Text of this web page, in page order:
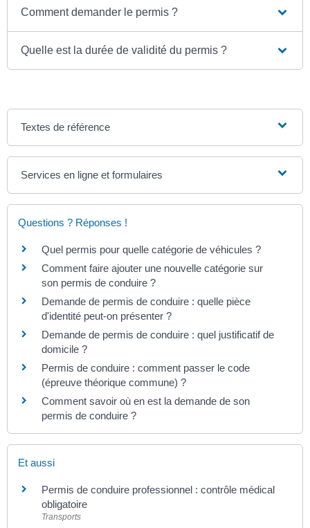
Comment demander le permis ?
Quelle est la durée de validité du permis ?
Textes de référence
Services en ligne et formulaires
Questions ? Réponses !
Quel permis pour quelle catégorie de véhicules ?
Comment faire ajouter une nouvelle catégorie sur
son permis de conduire ?
Demande de permis de conduire : quelle pièce
d'identité peut-on présenter ?
Demande de permis de conduire : quel justificatif de
domicile ?
Permis de conduire : comment passer le code
(épreuve théorique commune) ?
Comment savoir où en est la demande de son
permis de conduire ?
Et aussi
Permis de conduire professionnel : contrôle médical
obligatoire
Transports